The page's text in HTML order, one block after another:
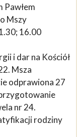
Pawłem
Mszy
16.00
i dar na Kościół
Msza
odprawiona 27
nr 24.
rodziny